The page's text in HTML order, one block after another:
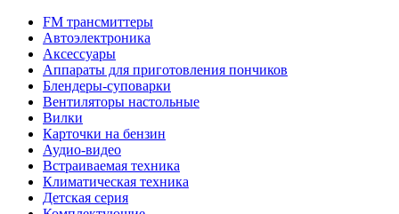
FM трансмиттеры
Автоэлектроника
Аксессуары
Аппараты для приготовления пончиков
Блендеры-суповарки
Вентиляторы настольные
Вилки
Карточки на бензин
Аудио-видео
Встраиваемая техника
Климатическая техника
Детская серия